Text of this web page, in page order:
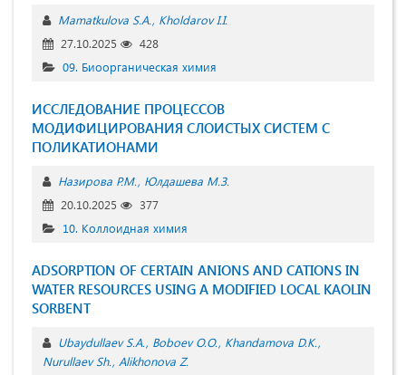
Mamatkulova S.A. Kholdarov I.I.
27.10.2025
428
09. Биоорганическая химия
ИССЛЕДОВАНИЕ ПРОЦЕССОВ
МОДИФИЦИРОВАНИЯ СЛОИСТЫХ СИСТЕМ С
ПОЛИКАТИОНАМИ
Назирова Р.М. Юлдашева М.З.
20.10.2025
377
10. Коллоидная химия
ADSORPTION OF CERTAIN ANIONS AND CATIONS IN
WATER RESOURCES USING A MODIFIED LOCAL KAOLIN
SORBENT
Ubaydullaev S.A. Boboev O.O. Khandamova D.K.
Nurullaev Sh. Alikhonova Z.